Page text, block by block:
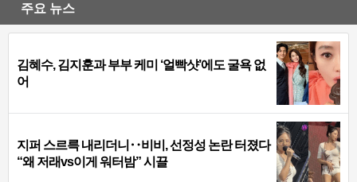
주요 뉴스
김혜수, 김지훈과 부부 케미 ‘얼빡샷’에도 굴욕 없
어
지퍼 스르륵 내리더니‥비비, 선정성 논란 터졌다
“왜 저래vs이게 워터밤” 시끌